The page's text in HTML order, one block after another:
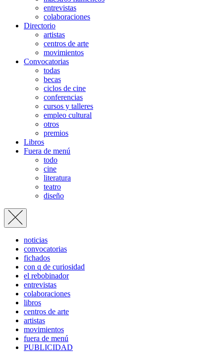
entrevistas
colaboraciones
Directorio
artistas
centros de arte
movimientos
Convocatorias
todas
becas
ciclos de cine
conferencias
cursos y talleres
empleo cultural
otros
premios
Libros
Fuera de menú
todo
cine
literatura
teatro
diseño
noticias
convocatorias
fichados
con q de curiosidad
el rebobinador
entrevistas
colaboraciones
libros
centros de arte
artistas
movimientos
fuera de menú
PUBLICIDAD